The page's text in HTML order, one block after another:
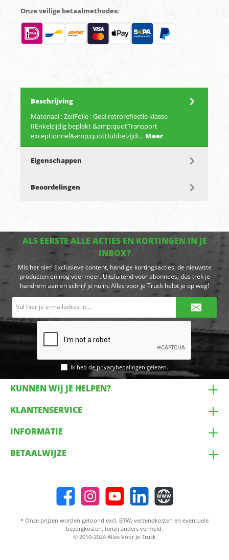
Onze veilige betaalmethodes:
Beschrijving
Materiaal : ZeilFolie : Geel retroreflectie klasse
IIEnkelzijdig beplakt &amp;quotTransport
exceptionnel&amp;quotDubbelzijdi… Meer
Eigenschappen
Beoordelingen
ALS EERSTE ALLE ACTIES EN KORTINGEN IN JE
INBOX?
Mis het niet! Exclusieve content, handige kortingsacties, de nieuwste
producten en nog veel meer. Uitsluitend voor abonnees, dus trek je
handrem aan en schrijf je nu in. Alles voor je Truck helpt je op weg!
Ik heb deprivacybepalingen gelezen.
KUNNEN WIJ JE HELPEN?
KLANTENSERVICE
INFORMATIE
BETAALWIJZE
* Onze prijzen worden getoond excl. BTW, verzendkosten en eventuele
bezorgkosten, tenzij anders vermeld.
© 2010-2024 Alles Voor Je Truck